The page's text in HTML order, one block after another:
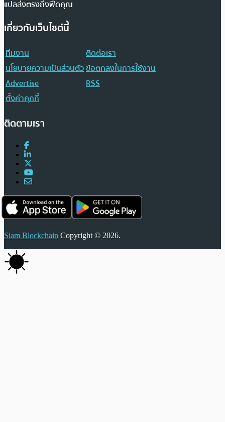
แปลส่งตรงถึงฟีดคุณ
เกี่ยวกับเว็บไซต์นี้
ทีมงาน
ติดต่อเรา
นโยบายความเป็นส่วนตัวข้อตกลงในการใช้งาน
Advertise
RSS
ตั้งค่าคุกกี้
ติดตามเรา
Siam Blockchain Copyright © 2026.